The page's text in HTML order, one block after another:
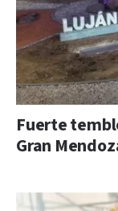
Fuerte
Gran